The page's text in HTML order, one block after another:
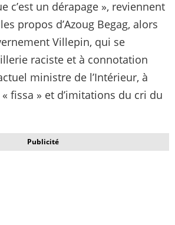
c’est un dérapage », reviennent
propos d’Azoug Begag, alors
Villepin, qui se
raciste et à connotation
ministre de l’Intérieur, à
fissa » et d’imitations du cri du
Publicité